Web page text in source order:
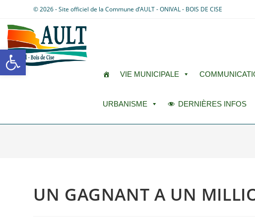
Ouvrir la barre d’outils
© 2026 - Site officiel de la Commune d’AULT - ONIVAL - BOIS DE CISE
VIE MUNICIPALE
URBANISME DERNIÈRES INFOS
UN GAGNANT A UN